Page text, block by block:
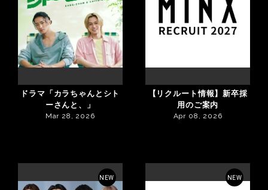
ドラマ「カラちゃんとシト
ーさんと、」
Mar 28, 2026
【リクルート情報】新卒採
用のご案内
Apr 08, 2026
NEW NEW